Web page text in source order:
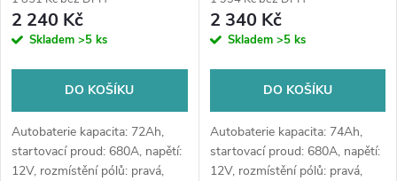
výkup staré baterie při doručení
nebo v prodejně Jinočany
2 240 Kč
Skladem >5 ks
DO KOŠÍKU
Autobaterie kapacita: 72Ah,
startovací proud: 680A, napětí:
12V, rozmístění pólů: pravá,
výkup staré baterie při doručení
nebo v prodejně Jinočany
2 340 Kč
Skladem >5 ks
DO KOŠÍKU
Autobaterie kapacita: 74Ah,
startovací proud: 680A, napětí:
12V, rozmístění pólů: pravá,